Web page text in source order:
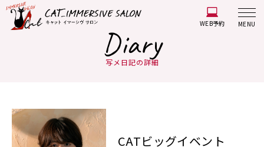
WEB予約 MENU
Diary
写メ日記の詳細
CATビッグイベント